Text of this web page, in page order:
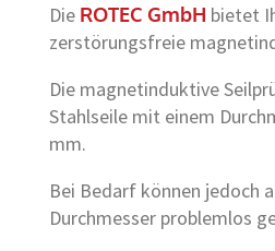
Die ROTEC GmbH bietet
zerstörungsfreie
Die magnetinduktive
Stahlseile mit einem
mm.
Bei Bedarf können jedoch
Durchmesser problemlos